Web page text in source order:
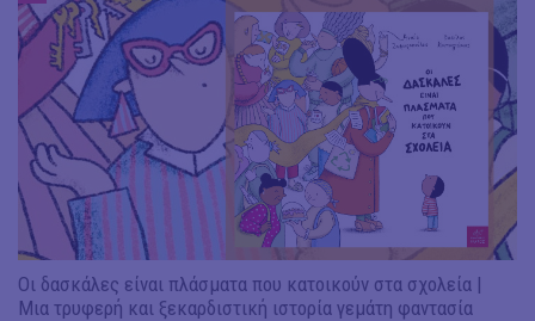
Οι δασκάλες είναι πλάσματα που κατοικούν στα σχολεία |
Μια τρυφερή και ξεκαρδιστική ιστορία γεμάτη φαντασία